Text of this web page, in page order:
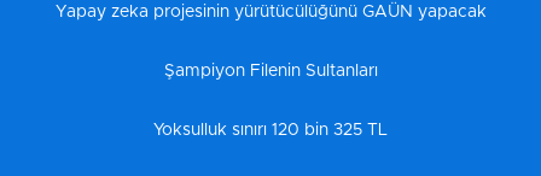
Yapay zeka projesinin yürütücülüğünü GAÜN yapacak
Şampiyon Filenin Sultanları
Yoksulluk sınırı 120 bin 325 TL